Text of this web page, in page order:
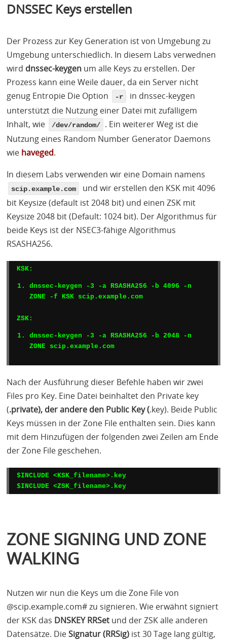
DNSSECKeys erstellen
Der Prozess zur Key Generation ist von Umgebung zu
Umgebung unterschiedlich. In diesem Labs verwednen
wird dnssec-keygen um alle Keys zu erstellen. Der
Prozess kann eine Weile dauer, da ein Server nicht
genug Entropie Die Option
-r
in dnssec-keygen
unterstützt die Nutzung einer Datei mit zufälligem
Inhalt, wie
/dev/random/
. Ein weiterer Weg ist die
Nutzung eines Random Number Generator Daemons
wie haveged.
In diesem Labs verwenden wir eine Domain namens
scip.example.com und wir erstellen den KSK mit 4096
bit Keysize (default ist 2048 bit) und einenZSK mit
Keysize 2048 bit (Default: 1024 bit). Der Algorithmus für
beide Keys ist der NSEC3-fähige Algorithmus
RSASHA256.
KSK
ZONE -f KSK scip.example.com
ZSK
ZONE scip.example.com
Nach der Ausführung dieser Befehle haben wir zwei
Files pro Key. Eine Datei beinhaltet den Private key
(.private), der andere den Public Key (.key). Beide Public
Keys müssen in der Zone File enthalten sein. Dies kann
mit dem Hinzufügen der folgenden zwei Zeilen am Ende
der Zone File geschehen.
$INCLUDE <KSK_filename>.key
$INCLUDE <ZSK_filename>.key
ZONE SIGNING UND ZONE
WALKING
Nutzen wir nun die Keys um die Zone File von
@scip.example.com# zu signieren. Wie erwähnt signiert
der KSK das DNSKEY RRSet und derZSKalle anderen
Datensätze. DieSignatur (RRSig) ist 30 Tage lang gültig,